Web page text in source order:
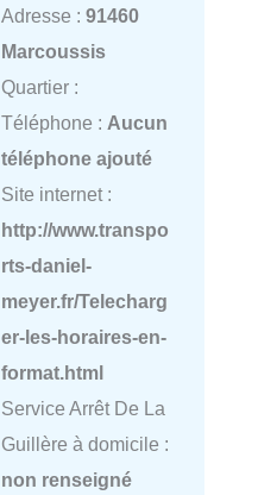
Adresse : 91460
Marcoussis
Quartier :
Téléphone : Aucun
téléphone ajouté
Site internet :
http://www.transpo
rts-daniel-
meyer.fr/Telecharg
er-les-horaires-en-
format.html
Service Arrêt De La
Guillère à domicile :
non renseigné